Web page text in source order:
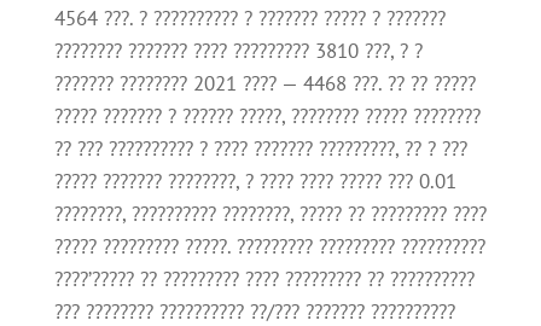
4564 ???. ? ?????????? ? ??????? ????? ? ???????
???????? ??????? ???? ????????? 3810 ???, ? ?
??????? ???????? 2021 ???? — 4468 ???. ?? ?? ?????
????? ??????? ? ?????? ?????, ???????? ????? ????????
?? ??? ?????????? ? ???? ??????? ?????????, ?? ? ???
????? ??????? ????????, ? ???? ???? ????? ??? 0.01
????????, ?????????? ????????, ????? ?? ????????? ????
????? ????????? ?????. ????????? ????????? ??????????
????’????? ?? ????????? ???? ????????? ?? ??????????
??? ???????? ?????????? ??/??? ??????? ??????????